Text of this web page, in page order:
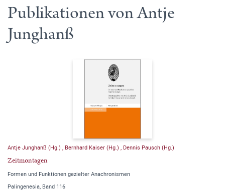
Publikationen von Antje
Junghanß
Antje Junghanß (Hg.) Bernhard Kaiser (Hg.) Dennis Pausch (Hg.)
Zeitmontagen
Formen und Funktionen gezielter Anachronismen
Palingenesia, Band 116